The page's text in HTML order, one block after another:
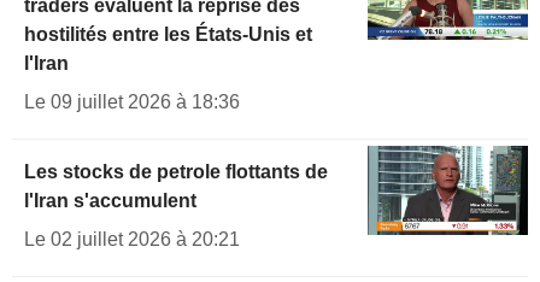
traders évaluent la reprise des
hostilités entre les États-Unis et
l'Iran
Le 09 juillet 2026 à 18:36
Les stocks de petrole flottants de
l'Iran s'accumulent
Le 02 juillet 2026 à 20:21